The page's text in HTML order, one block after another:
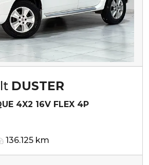
DUSTER
4X2 16V FLEX 4P
136.125 km